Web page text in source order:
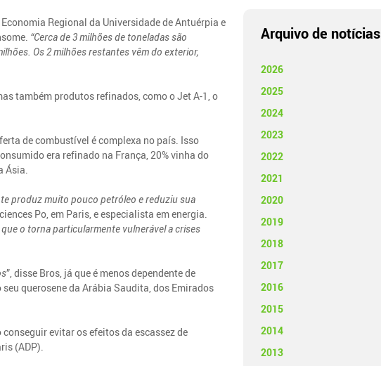
Regional da Universidade de Antuérpia e
“Cerca de 3 milhões de toneladas são
Os 2 milhões restantes vêm do exterior,
também produtos refinados, como o Jet A-1, o
de combustível é complexa no país. Isso
era refinado na França, 20% vinha do
Ásia.
produz muito pouco petróleo e reduziu sua
Po, em Paris, e especialista em energia.
o torna particularmente vulnerável a crises
”, disse Bros, já que é menos dependente de
querosene da Arábia Saudita, dos Emirados
evitar os efeitos da escassez de
(ADP).
Arquivo de notícias
2026
2025
2024
2023
2022
2021
2020
2019
2018
2017
2016
2015
2014
2013